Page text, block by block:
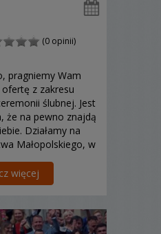
(0 opinii)
pragniemy Wam
z zakresu
ślubnej. Jest
że na pewno znajdą
Działamy na
Małopolskiego, w
zechcą.
więcej